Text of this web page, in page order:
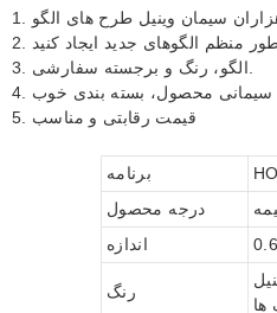
هزاران سیمان وینیل طرح های الگو
طور منظم الگوهای جدید ایجاد کنید
محصول، بسته بندی خوب
5. قیمت رقابتی و مناسب
برنامه
درجه محصول
اندازه
رنگ
ها